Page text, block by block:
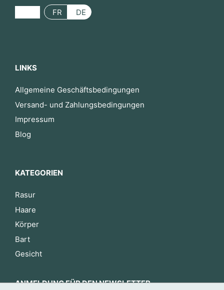
FR DE
LINKS
Allgemeine Geschäftsbedingungen
Versand- und Zahlungsbedingungen
Impressum
Blog
KATEGORIEN
Rasur
Haare
Körper
Bart
Gesicht
ANMELDUNG FÜR DEN NEWSLETTER